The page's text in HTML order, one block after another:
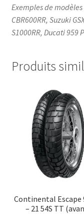
Exemples de
CBR600RR, Suzuki
S1000RR, Ducati
Produits
Continental Escape
– 21 54S TT